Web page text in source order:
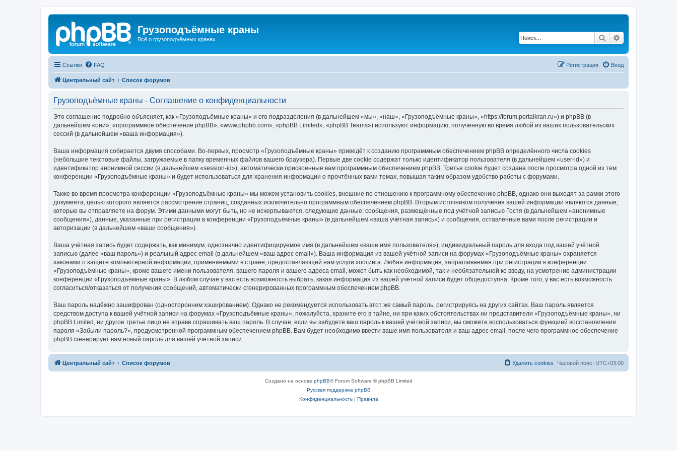
Грузоподъёмные краны
Всё о грузоподъёмных кранах Поиск
Ссылки FAQ Вход
Регистрация
Центральный сайт Список форумов
Грузоподъёмные краны - Соглашение о конфиденциальности
Это соглашение подробно объясняет, как «Грузоподъёмные краны» и его подразделения (в дальнейшем «мы», «наш», «Грузоподъёмные краны», «https://forum.portalkran.ru») и phpBB (в
дальнейшем «они», «программное обеспечение phpBB», «www.phpbb.com», «phpBB Limited», «phpBB Teams») используют информацию, полученную во время любой из ваших пользовательских
сессий (в дальнейшем «ваша информация»).
Ваша информация собирается двумя способами. Во-первых, просмотр «Грузоподъёмные краны» приведёт к созданию программным обеспечением phpBB определённого числа cookies
(небольшие текстовые файлы, загружаемые в папку временных файлов вашего браузера). Первые две cookie содержат только идентификатор пользователя (в дальнейшем «user-id») и
идентификатор анонимной сессии (в дальнейшем «session-id»), автоматически присвоенные вам программным обеспечением phpBB. Третья cookie будет создана после просмотра одной из тем
конференции «Грузоподъёмные краны» и будет использоваться для хранения информации о прочтённых вами темах, повышая таким образом удобство работы с форумами.
Также во время просмотра конференции «Грузоподъёмные краны» мы можем установить cookies, внешние по отношению к программному обеспечению phpBB, однако они выходят за рамки этого
документа, целью которого является рассмотрение страниц, созданных исключительно программным обеспечением phpBB. Вторым источником получения вашей информации являются данные,
которые вы отправляете на форум. Этими данными могут быть, но не исчерпываются, следующие данные: сообщения, размещённые под учётной записью Гостя (в дальнейшем «анонимные
сообщения»), данные, указанные при регистрации в конференции «Грузоподъёмные краны» (в дальнейшем «ваша учётная запись») и сообщения, оставленные вами после регистрации и
авторизации (в дальнейшем «ваши сообщения»).
Ваша учётная запись будет содержать, как минимум, однозначно идентифицируемое имя (в дальнейшем «ваше имя пользователя»), индивидуальный пароль для входа под вашей учётной
записью (далее «ваш пароль») и реальный адрес email (в дальнейшем «ваш адрес email»). Ваша информация из вашей учётной записи на форумах «Грузоподъёмные краны» охраняется
законами о защите компьютерной информации, применяемыми в стране, предоставляющей нам услуги хостинга. Любая информация, запрашиваемая при регистрации в конференции
«Грузоподъёмные краны», кроме вашего имени пользователя, вашего пароля и вашего адреса email, может быть как необходимой, так и необязательной ко вводу, на усмотрение администрации
конференции «Грузоподъёмные краны». В любом случае у вас есть возможность выбрать, какая информация из вашей учётной записи будет общедоступна. Кроме того, у вас есть возможность
согласиться/отказаться от получения сообщений, автоматически сгенерированных программным обеспечением phpBB.
Ваш пароль надёжно зашифрован (односторонним хэшированием). Однако не рекомендуется использовать этот же самый пароль, регистрируясь на других сайтах. Ваш пароль является
средством доступа к вашей учётной записи на форумах «Грузоподъёмные краны», пожалуйста, храните его в тайне, ни при каких обстоятельствах ни представители «Грузоподъёмные краны», ни
phpBB Limited, ни другое третье лицо не вправе спрашивать ваш пароль. В случае, если вы забудете ваш пароль к вашей учётной записи, вы сможете воспользоваться функцией восстановления
пароля «Забыли пароль?», предусмотренной программным обеспечением phpBB. Вам будет необходимо ввести ваше имя пользователя и ваш адрес email, после чего программное обеспечение
phpBB сгенерирует вам новый пароль для вашей учётной записи.
Центральный сайт Список форумов Часовой пояс: UTC+03:00
Удалить cookies
Создано на основе phpBB® Forum Software © phpBB Limited
Русская поддержка phpBB
Конфиденциальность| Правила